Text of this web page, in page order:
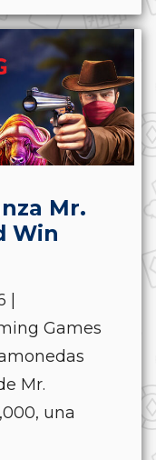
Mr.
Win
Games
Mr.
una